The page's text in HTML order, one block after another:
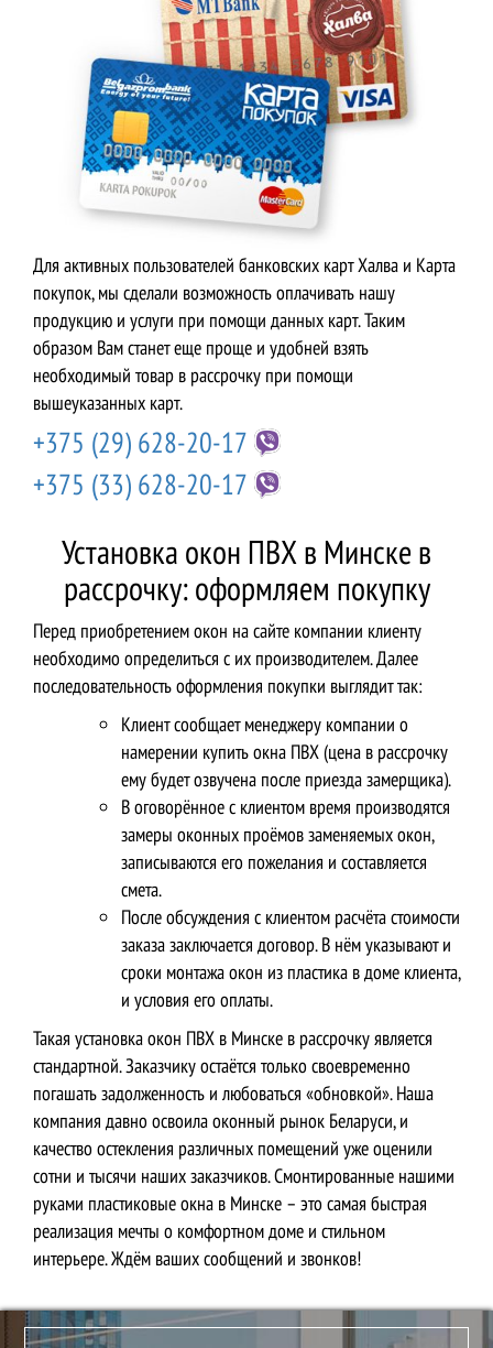
Для активных пользователей банковских карт Халва и Карта
покупок, мы сделали возможность оплачивать нашу
продукцию и услуги при помощи данных карт. Таким
образом Вам станет еще проще и удобней взять
необходимый товар в рассрочку при помощи
вышеуказанных карт.
+375 (29) 628-20-17
+375 (33) 628-20-17
Установка окон ПВХ в Минске в
рассрочку: оформляем покупку
Перед приобретением окон на сайте компании клиенту
необходимо определиться с их производителем. Далее
последовательность оформления покупки выглядит так:
Клиент сообщает менеджеру компании о
намерении купить окна ПВХ (цена в рассрочку
ему будет озвучена после приезда замерщика).
В оговорённое с клиентом время производятся
замеры оконных проёмов заменяемых окон,
записываются его пожелания и составляется
смета.
После обсуждения с клиентом расчёта стоимости
заказа заключается договор. В нём указывают и
сроки монтажа окон из пластика в доме клиента,
и условия его оплаты.
Такая установка окон ПВХ в Минске в рассрочку является
стандартной. Заказчику остаётся только своевременно
погашать задолженность и любоваться «обновкой». Наша
компания давно освоила оконный рынок Беларуси, и
качество остекления различных помещений уже оценили
сотни и тысячи наших заказчиков. Смонтированные нашими
руками пластиковые окна в Минске – это самая быстрая
реализация мечты о комфортном доме и стильном
интерьере. Ждём ваших сообщений и звонков!